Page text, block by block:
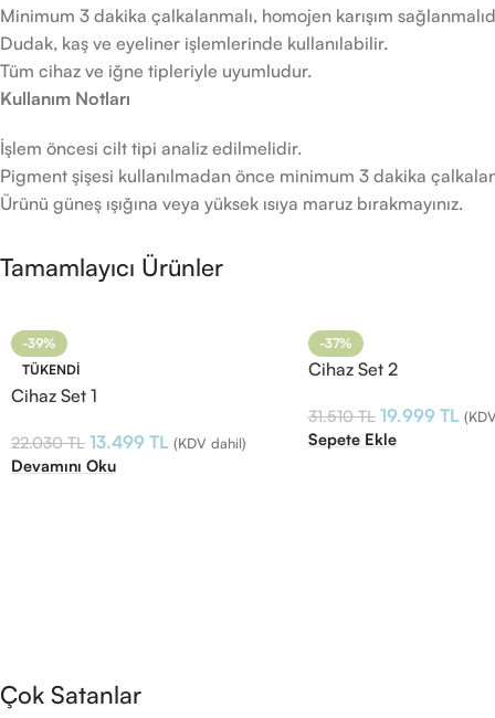
Minimum 3 dakika çalkalanmalı, homojen karışım
Dudak, kaş ve eyeliner işlemlerinde kullanılabilir.
Tüm cihaz ve iğne tipleriyle uyumludur.
Kullanım Notları
İşlem öncesi cilt tipi analiz edilmelidir.
Pigment şişesi kullanılmadan önce minimum 3 dakika
Ürünü güneş ışığına veya yüksek ısıya maruz bırakmayınız.
Tamamlayıcı Ürünler
-39%
TÜKENDI
Cihaz Set 1
22.030TL 13.499 TL (KDV dahil)
Devamını Oku
-37%
Cihaz Set 2
31.510TL 19.999 TL
Sepete Ekle
Çok Satanlar